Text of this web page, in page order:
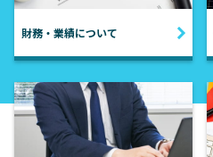
財務・業績について